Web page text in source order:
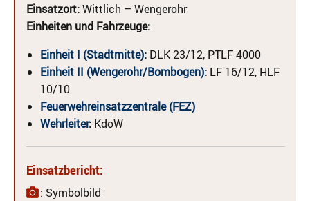
Einsatzort:Wittlich – Wengerohr
Einheiten und Fahrzeuge:
Einheit I (Stadtmitte): DLK 23/12, PTLF 4000
Einheit II (Wengerohr/Bombogen): LF 16/12, HLF
10/10
Feuerwehreinsatzzentrale (FEZ)
Wehrleiter: KdoW
Einsatzbericht:
: Symbolbild